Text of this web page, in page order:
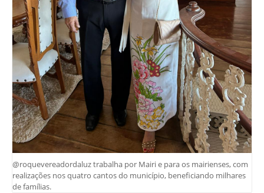
@roquevereadordaluz trabalha por Mairi e para os mairienses, com
realizações nos quatro cantos do município, beneficiando milhares
de famílias.